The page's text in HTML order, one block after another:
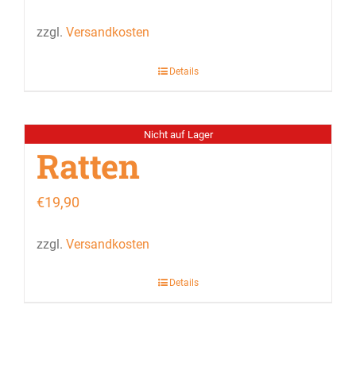
zzgl. Versandkosten
Details
Nicht auf Lager
Ratten
€19,90
zzgl. Versandkosten
Details